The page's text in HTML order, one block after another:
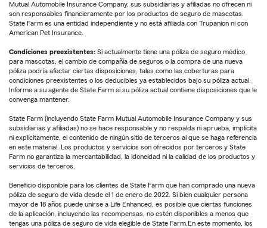
Mutual Automobile Insurance Company, sus subsidiarias y afiliadas no ofrecen ni
son responsables financieramente por los productos de seguro de mascotas.
State Farm es una entidad independiente y no está afiliada con Trupanion ni con
American Pet Insurance.
Condiciones preexistentes: Si actualmente tiene una póliza de seguro médico
para mascotas, el cambio de compañía de seguros o la compra de una nueva
póliza podría afectar ciertas disposiciones, tales como las coberturas para
condiciones preexistentes o los deducibles ya establecidos bajo su póliza actual.
Informe a su agente de State Farm si su póliza actual contiene disposiciones que le
convenga mantener.
State Farm (incluyendo State Farm Mutual Automobile Insurance Company y sus
subsidiarias y afiliadas) no se hace responsable y no respalda ni aprueba, implícita
ni explícitamente, el contenido de ningún sitio de terceros al que se haga referencia
en este material. Los productos y servicios son ofrecidos por terceros y State
Farm no garantiza la mercantabilidad, la idoneidad ni la calidad de los productos y
servicios de terceros.
Beneficio disponible para los clientes de State Farm que han comprado una nueva
póliza de seguro de vida desde el 1 de enero de 2022. Si bien cualquier persona
mayor de 18 años puede unirse a Life Enhanced, es posible que ciertas funciones
de la aplicación, incluyendo las recompensas, no estén disponibles a menos que
tengas una póliza de seguro de vida elegible de State Farm.En este momento, los